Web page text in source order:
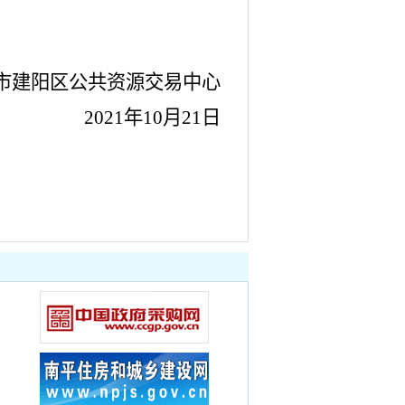
建阳区公共资源交易中心
2021年10月 21 日